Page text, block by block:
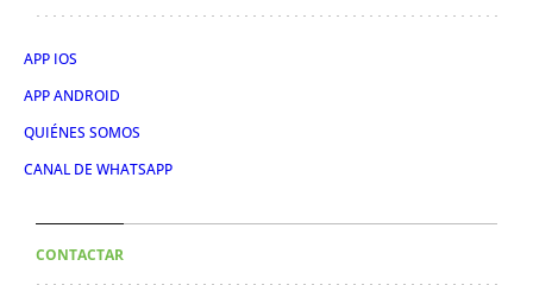
APP IOS
APP ANDROID
QUIÉNES SOMOS
CANAL DE WHATSAPP
CONTACTAR